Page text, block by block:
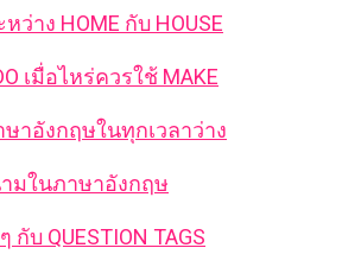
าง HOME กับ HOUSE
เมื่อไหร่ควรใช้ MAKE
าอังกฤษในทุกเวลาว่าง
มในภาษาอังกฤษ
บ QUESTION TAGS